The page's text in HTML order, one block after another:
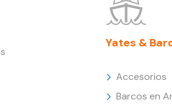
Yates &
Accesorios
Barcos en